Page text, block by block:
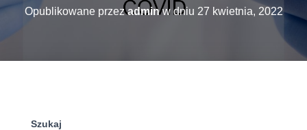
Opublikowane przezadminw dniu 27 kwietnia, 2022
Szukaj